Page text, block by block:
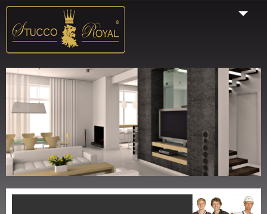
Start
Unternehmen
Produkte